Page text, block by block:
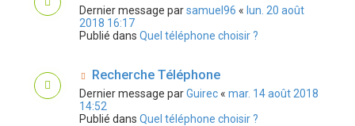
Dernier message parsamuel96 « lun. 20 août
2018 16:17
Publié dans Quel téléphone choisir ?
Recherche Téléphone
Dernier message parGuirec« mar. 14 août 2018
14:52
Publié dans Quel téléphone choisir ?